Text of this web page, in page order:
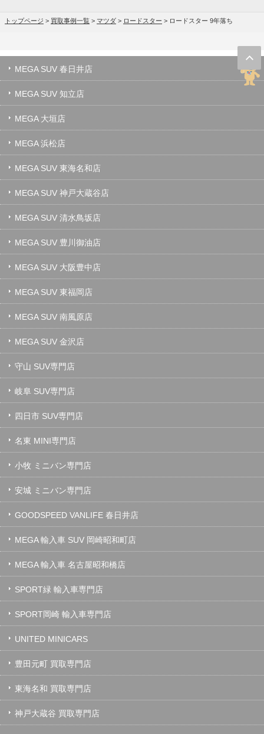
トップページ > 買取事例一覧 > マツダ > ロードスター > ロードスター 9年落ち
MEGA SUV 春日井店
MEGA SUV 知立店
MEGA 大垣店
MEGA 浜松店
MEGA SUV 東海名和店
MEGA SUV 神戸大蔵谷店
MEGA SUV 清水鳥坂店
MEGA SUV 豊川御油店
MEGA SUV 大阪豊中店
MEGA SUV 東福岡店
MEGA SUV 南風原店
MEGA SUV 金沢店
守山 SUV専門店
岐阜 SUV専門店
四日市 SUV専門店
名東 MINI専門店
小牧 ミニバン専門店
安城 ミニバン専門店
GOODSPEED VANLIFE 春日井店
MEGA 輸入車 SUV 岡崎昭和町店
MEGA 輸入車 名古屋昭和橋店
SPORT緑 輸入車専門店
SPORT岡崎 輸入車専門店
UNITED MINICARS
豊田元町 買取専門店
東海名和 買取専門店
神戸大蔵谷 買取専門店